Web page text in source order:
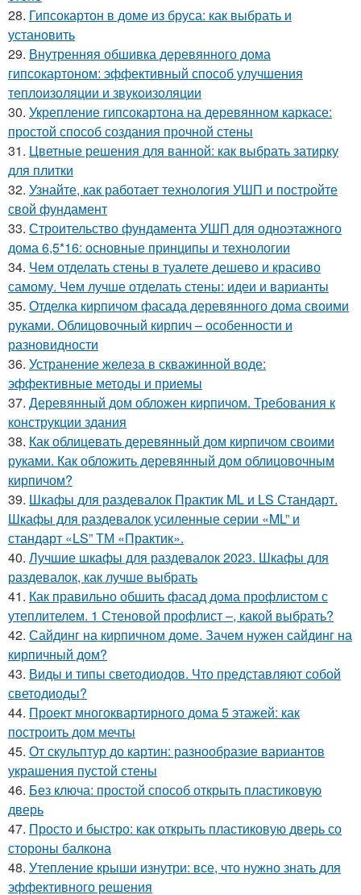
28. Гипсокартон в доме из бруса: как выбрать и
установить
29. Внутренняя обшивка деревянного дома
гипсокартоном: эффективный способ улучшения
теплоизоляции и звукоизоляции
30. Укрепление гипсокартона на деревянном каркасе:
простой способ создания прочной стены
31. Цветные решения для ванной: как выбрать затирку
для плитки
32. Узнайте, как работает технология УШП и постройте
свой фундамент
33. Строительство фундамента УШП для одноэтажного
дома 6,5*16: основные принципы и технологии
34. Чем отделать стены в туалете дешево и красиво
самому. Чем лучше отделать стены: идеи и варианты
35. Отделка кирпичом фасада деревянного дома своими
руками. Облицовочный кирпич – особенности и
разновидности
36. Устранение железа в скважинной воде:
эффективные методы и приемы
37. Деревянный дом обложен кирпичом. Требования к
конструкции здания
38. Как облицевать деревянный дом кирпичом своими
руками. Как обложить деревянный дом облицовочным
кирпичом?
39. Шкафы для раздевалок Практик ML и LS Стандарт.
Шкафы для раздевалок усиленные серии «ML” и
стандарт «LS” ТМ «Практик».
40. Лучшие шкафы для раздевалок 2023. Шкафы для
раздевалок, как лучше выбрать
41. Как правильно обшить фасад дома профлистом с
утеплителем. 1 Стеновой профлист –, какой выбрать?
42. Сайдинг на кирпичном доме. Зачем нужен сайдинг на
кирпичный дом?
43. Виды и типы светодиодов. Что представляют собой
светодиоды?
44. Проект многоквартирного дома 5 этажей: как
построить дом мечты
45. От скульптур до картин: разнообразие вариантов
украшения пустой стены
46. Без ключа: простой способ открыть пластиковую
дверь
47. Просто и быстро: как открыть пластиковую дверь со
стороны балкона
48. Утепление крыши изнутри: все, что нужно знать для
эффективного решения